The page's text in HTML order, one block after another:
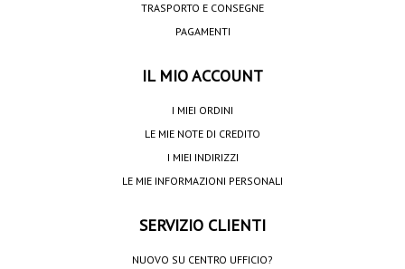
TRASPORTO E CONSEGNE
PAGAMENTI
IL MIO ACCOUNT
I MIEI ORDINI
LE MIE NOTE DI CREDITO
I MIEI INDIRIZZI
LE MIE INFORMAZIONI PERSONALI
SERVIZIO CLIENTI
NUOVO SU CENTRO UFFICIO?